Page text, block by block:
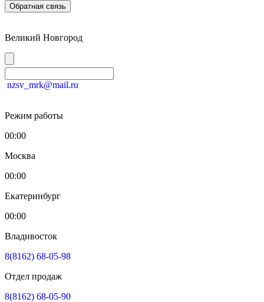
Обратная связь
Великий Новгород
nzsv_mrk@mail.ru
Режим работы
00:00
Москва
00:00
Екатеринбург
00:00
Владивосток
8(8162) 68-05-98
Отдел продаж
8(8162) 68-05-90